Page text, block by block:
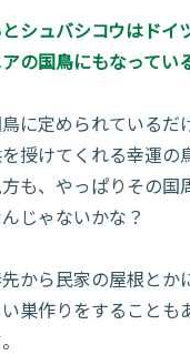
シュバシコウはドイ
の国鳥にもなってい
に定められているだ
授けてくれる幸運の
も、やっぱりその国
じゃないかな？
から民家の屋根とか
い巣作りをすることも